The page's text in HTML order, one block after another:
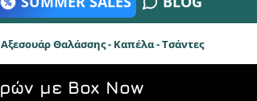
Αξεσουάρ Θαλάσσης - Καπέλα - Τσάντες
με Box Now